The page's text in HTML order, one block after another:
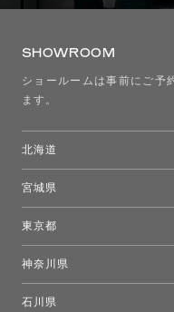
SHOWROOM
ショールームは事前にご予
ます。
北海道
宮城県
東京都
モーイ東京
神奈川県
石川県